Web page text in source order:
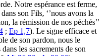
Notre espérance est ferme,
son Fils, ‘’nous avons la
la rémission de nos péchés’’
; Ep 1,7). Le signe efficace et
de son pardon, nous le
les sacrements de son